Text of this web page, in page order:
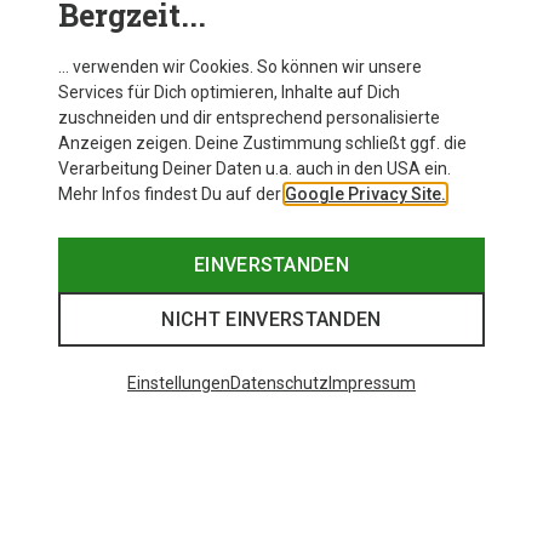
unterschiedliche Körperpartien. Das
Zubehörgibt es im Bergzeit-Onlineshop auch dazu.
Bergzeit...
… verwenden wir Cookies. So können wir unsere
Services für Dich optimieren, Inhalte auf Dich
zuschneiden und dir entsprechend personalisierte
Anzeigen zeigen. Deine Zustimmung schließt ggf. die
Verarbeitung Deiner Daten u.a. auch in den USA ein.
Mehr Infos findest Du auf der Google Privacy Site.
EINVERSTANDEN
NICHT EINVERSTANDEN
EinstellungenDatenschutz Impressum